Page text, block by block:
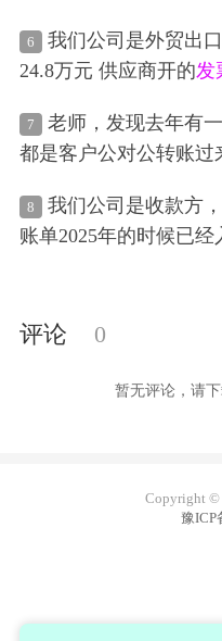
司入账凭证分开入账了
+4019.64元 贷应付账款
是上个月入账的这两个
9.15元加-4145.59元，
件的退回的已经算入成
经开票了付款付给物流
个月的账单有做了负数
物流商的账单退回的都
是不是本来是速运的
的账单，这个可以吗
6 我们公司是外贸出
24.8万元 供应商开的发
抵扣勾选 但因为货源
证信息回退 供应商发票
7 老师，发现去年有
都是客户公对公转账过
8 我们公司是收款方
账单2025年的时候已
的，我应该是要找客户开
评论 0
暂无评论，请
Copyright ©
豫ICP